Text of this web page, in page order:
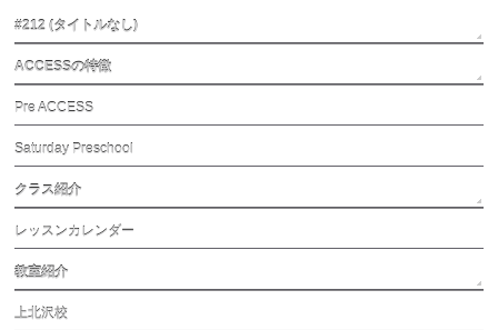
#212 (タイトルなし)
ACCESSの特徴
Pre ACCESS
Saturday Preschool
クラス紹介
レッスンカレンダー
教室紹介
上北沢校